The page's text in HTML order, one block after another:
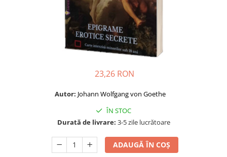
Dezvoltare personală
23,26 RON
Autor: Johann Wolfgang von Goethe
ÎN STOC
Durată de livrare: 3-5 zile lucrătoare
ADAUGĂ ÎN COȘ